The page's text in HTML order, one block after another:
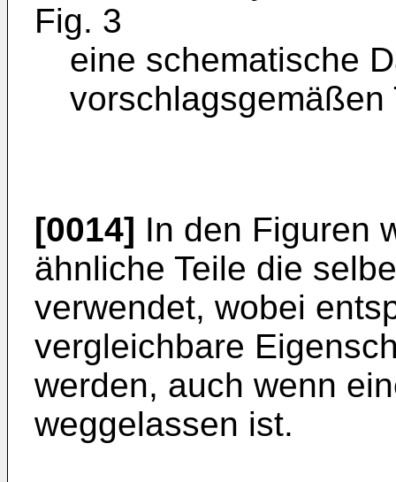
Fig. 3
eine schematische
vorschlagsgemäßen
[0014] In den Figuren
ähnliche Teile die
verwendet, wobei
vergleichbare
werden, auch wenn
weggelassen ist.